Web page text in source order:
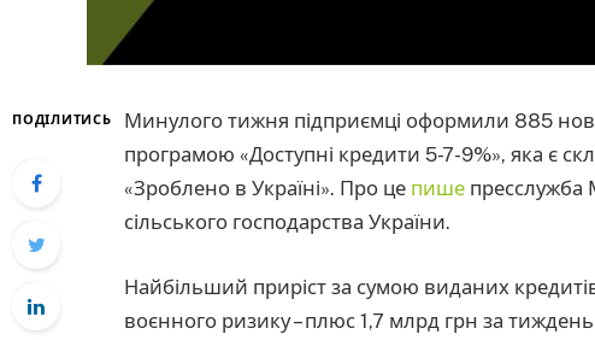
ПОДІЛИТИСЬ
Минулого тижня підприємці оформили 885
програмою «Доступні кредити 5-7-9%», яка є
«Зроблено в Україні». Про це пише пресслужба
сільського господарства України.
Найбільший приріст за сумою виданих
воєнного ризику – плюс 1,7 млрд грн за